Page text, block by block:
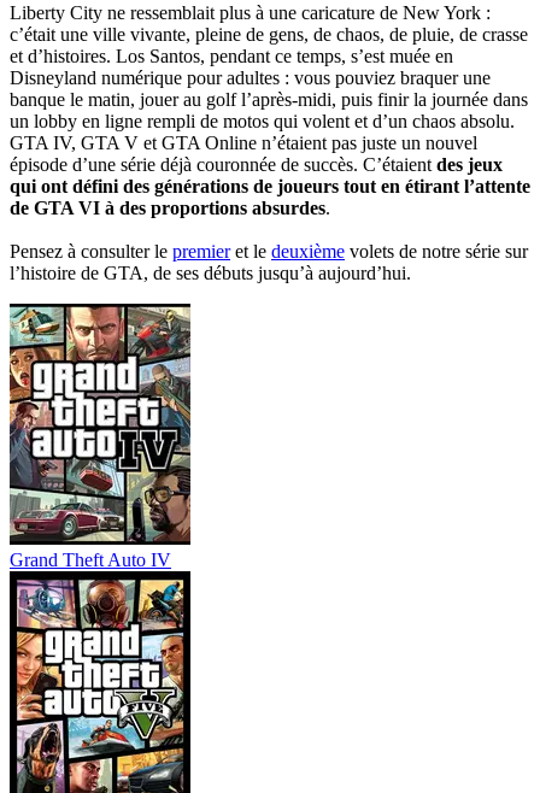
Liberty City ne ressemblait plus à une caricature de New York :
c’était une ville vivante, pleine de gens, de chaos, de pluie, de crasse
et d’histoires. Los Santos, pendant ce temps, s’est muée en
Disneyland numérique pour adultes : vous pouviez braquer une
banque le matin, jouer au golf l’après-midi, puis finir la journée dans
un lobby en ligne rempli de motos qui volent et d’un chaos absolu.
GTA IV, GTA V et GTA Online n’étaient pas juste un nouvel
épisode d’une série déjà couronnée de succès. C’étaient des jeux
qui ont défini des générations de joueurs tout en étirant l’attente
de GTA VI à des proportions absurdes.
Pensez à consulter le premieret le deuxième volets de notre série sur
l’histoire de GTA, de ses débuts jusqu’à aujourd’hui.
Grand Theft Auto IV